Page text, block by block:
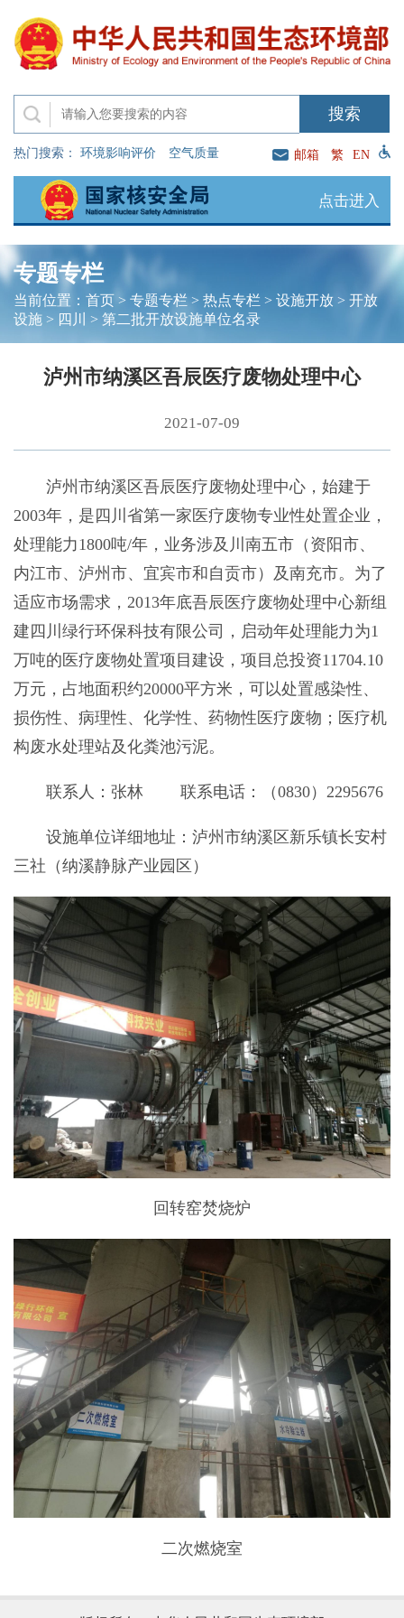
热门搜索： 环境影响评价 空气质量 邮箱 繁 EN
点击进入
专题专栏
当前位置： 首页> 专题专栏> 热点专栏 > 设施开放> 开放
设施> 四川 > 第二批开放设施单位名录
泸州市纳溪区吾辰医疗废物处理中心
2021-07-09
泸州市纳溪区吾辰医疗废物处理中心，始建于
2003年，是四川省第一家医疗废物专业性处置企业，
处理能力1800吨/年，业务涉及川南五市（资阳市、
内江市、泸州市、宜宾市和自贡市）及南充市。为了
适应市场需求，2013年底吾辰医疗废物处理中心新组
建四川绿行环保科技有限公司，启动年处理能力为1
万吨的医疗废物处置项目建设，项目总投资11704.10
万元，占地面积约20000平方米，可以处置感染性、
损伤性、病理性、化学性、药物性医疗废物；医疗机
构废水处理站及化粪池污泥。
联系人：张林 联系电话：（0830）2295676
设施单位详细地址：泸州市纳溪区新乐镇长安村
三社（纳溪静脉产业园区）
回转窑焚烧炉
二次燃烧室